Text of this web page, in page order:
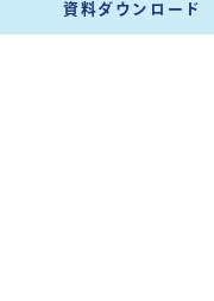
資料ダウンロード